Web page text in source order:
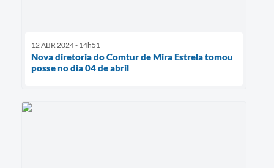
12 ABR 2024 - 14h51
Nova diretoria do Comtur de Mira Estrela tomou
posse no dia 04 de abril